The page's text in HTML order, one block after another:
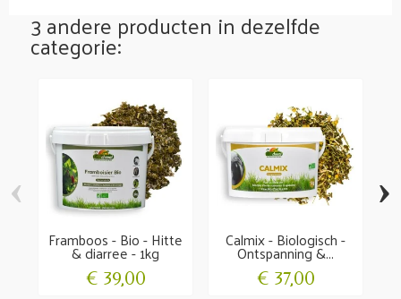
3 andere producten in dezelfde
categorie:
Framboos - Bio - Hitte
& diarree - 1kg
€ 39,00
Calmix - Biologisch -
Ontspanning &...
€ 37,00
‹ ›